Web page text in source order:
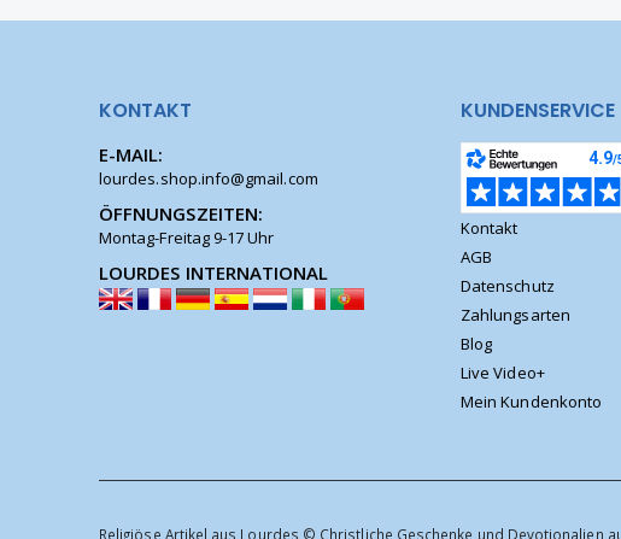
KONTAKT
E-MAIL:
lourdes.shop.info@gmail.com
ÖFFNUNGSZEITEN:
Montag-Freitag 9-17 Uhr
LOURDES INTERNATIONAL
KUNDENSERVICE
Kontakt
AGB
Datenschutz
Zahlungsarten
Blog
Live Video+
Mein Kundenkonto
Religiöse Artikel aus Lourdes © Christliche Geschenke und Devotionalien